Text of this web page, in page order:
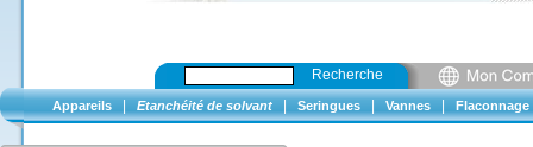
Recherche
Appareils Etanchéité de solvant Seringues Vannes Flaconnage